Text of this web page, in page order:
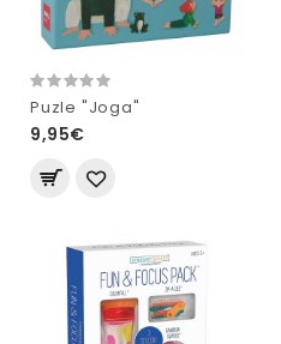
Puzle "Joga"
9,95€